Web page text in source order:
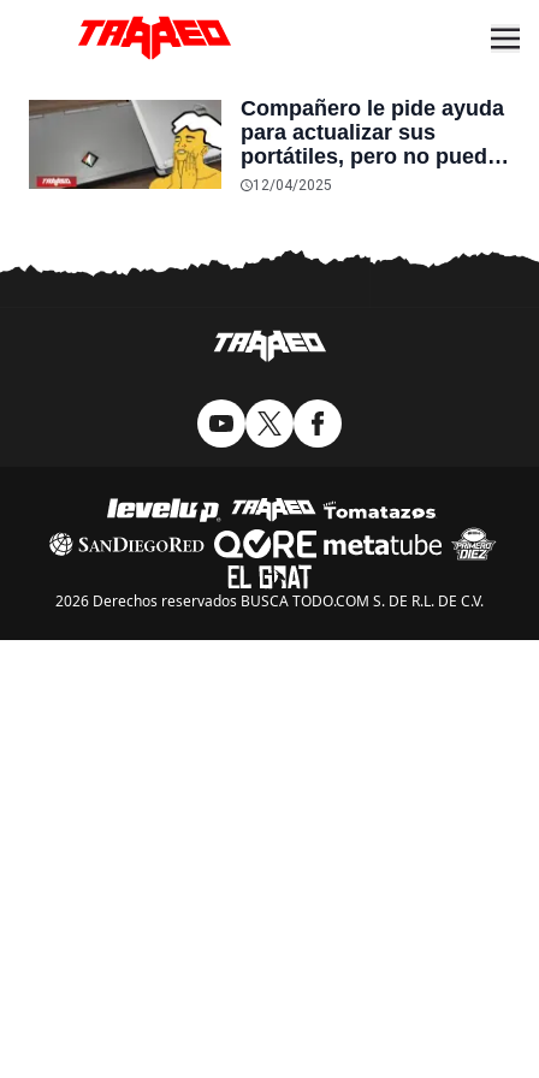
Compañero le pide ayuda
para actualizar sus
portátiles, pero no puede
creer lo que ve al revisar
12/04/2025
2026 Derechos reservados BUSCA TODO.COM S. DE R.L. DE C.V.